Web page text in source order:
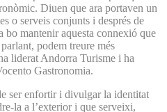
Diuen que ara portaven un
o serveis conjunts i després de
bo mantenir aquesta connexió que
podem treure més
liderat Andorra Turisme i ha
Gastronomia.
ser enfortir i divulgar la identitat
la a l’exterior i que serveixi,